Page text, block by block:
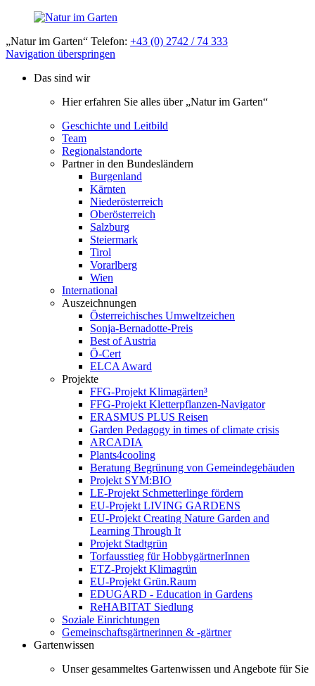
„Natur im Garten“ Telefon: +43 (0) 2742 / 74 333
Navigation überspringen
Das sind wir
Hier erfahren Sie alles über „Natur im Garten“
Geschichte und Leitbild
Team
Regionalstandorte
Partner in den Bundesländern
Burgenland
Kärnten
Niederösterreich
Oberösterreich
Salzburg
Steiermark
Tirol
Vorarlberg
Wien
International
Auszeichnungen
Österreichisches Umweltzeichen
Sonja-Bernadotte-Preis
Best of Austria
Ö-Cert
ELCA Award
Projekte
FFG-Projekt Klimagärten³
FFG-Projekt Kletterpflanzen-Navigator
ERASMUS PLUS Reisen
Garden Pedagogy in times of climate crisis
ARCADIA
Plants4cooling
Beratung Begrünung von Gemeindegebäuden
Projekt SYM:BIO
LE-Projekt Schmetterlinge fördern
EU-Projekt LIVING GARDENS
EU-Projekt Creating Nature Garden and
Learning Through It
Projekt Stadtgrün
Torfausstieg für HobbygärtnerInnen
ETZ-Projekt Klimagrün
EU-Projekt Grün.Raum
EDUGARD - Education in Gardens
ReHABITAT Siedlung
Soziale Einrichtungen
Gemeinschaftsgärtnerinnen & -gärtner
Gartenwissen
Unser gesammeltes Gartenwissen und Angebote für Sie